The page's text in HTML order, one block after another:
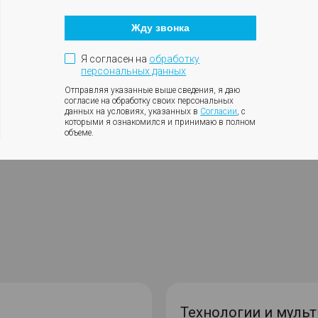
в игре
Технологии и
Жду звонка
Я согласен на обработку
персональных данных
Отправляя указанные выше сведения, я даю
согласие на обработку своих персональных
данных на условиях, указанных в Согласии, с
которыми я ознакомился и принимаю в полном
объеме.